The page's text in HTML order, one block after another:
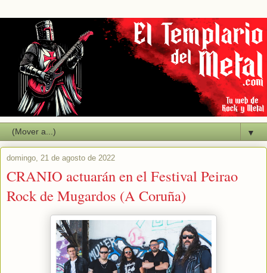
▼
domingo, 21 de agosto de 2022
CRANIO actuarán en el Festival Peirao
Rock de Mugardos (A Coruña)